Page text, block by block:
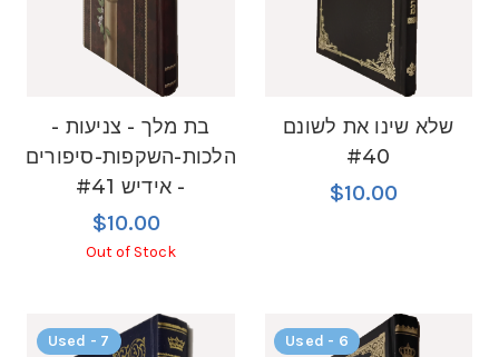
בת מלך - צניעות -
הלכות-השקפות-סיפורים
- אידיש #41
$10.00
Out of Stock
שלא שינו את לשונם
#40
$10.00
Used - 7 Used - 6